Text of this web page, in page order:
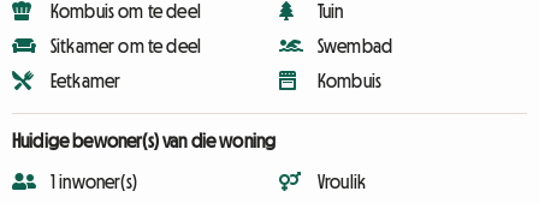
Kombuis om te deel
Sitkamer om te deel
Eetkamer
Tuin
Swembad
Kombuis
Huidige bewoner(s) van die woning
1 inwoner(s)
Vroulik